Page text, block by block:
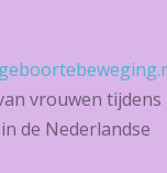
vrouwen tijdens
de Nederlandse